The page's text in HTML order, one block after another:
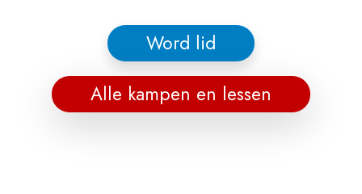
Word lid
Alle kampen en lessen